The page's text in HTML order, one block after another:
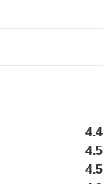
4.4
4.5
4.5